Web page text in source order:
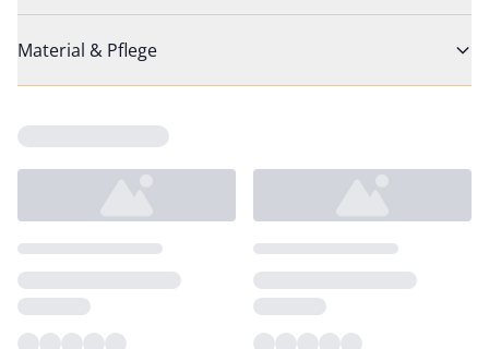
Material & Pflege